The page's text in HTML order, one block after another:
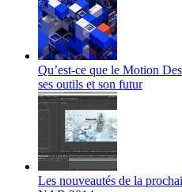
Qu’est-ce que le Motion
ses outils et son futur
Les nouveautés de la